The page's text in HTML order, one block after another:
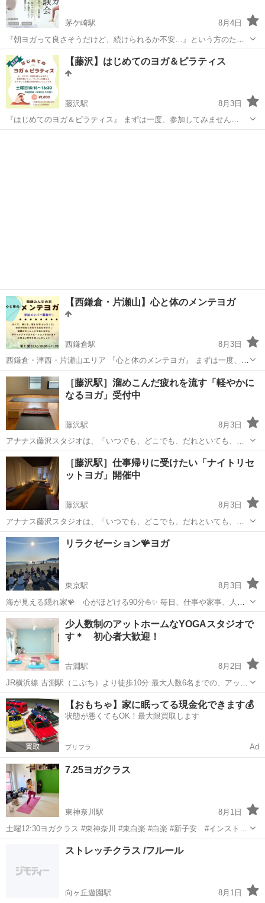
茅ケ崎駅
8月4日
『朝ヨガって良さそうだけど、続けられるか不安…』という方のため
の3日限定・無料体験会です。 ✔参加費無料/予約不要（チケットさえ
申し込めば、事前の連絡や当日の出席確認は不要） ✔画面オフ・寝癖
もOK ✔途中参加・...
神奈川 茅ヶ崎市 茅ケ崎駅 レッスン
【藤沢】はじめてのヨガ＆ピラティス
藤沢駅
8月3日
『はじめてのヨガ＆ピラティス』 まずは一度、参加してみません
か？？ 2026年 8月8（土）・22（土） 9月12（土）・26（土） 15:15〜
【西鎌倉・片瀬山】心と体のメンテヨガ
西鎌倉駅
8月3日
西鎌倉・津西・片瀬山エリア 『心と体のメンテヨガ』 まずは一度、参
加してみませんか？ 第１・第３（火）10:30〜11:30 ※初回のみ要予約
ほぐす、鍛える、整えるを1レッスンで。 ヨガが初めての方...
神奈川 鎌倉市 西鎌倉駅 ヨガ 1級
［藤沢駅］溜めこんだ疲れを流す「軽やかに
なるヨガ」受付中
藤沢駅
8月3日
アナナス藤沢スタジオは、「いつでも、どこでも、だれといても、自
由に動くカラダ、自由に動くココロ」をコンセプトに、藤沢・湘南地
域でヨガとピラティスのレッスンを行っています。 ★軽やかになるヨ
ガ 体と呼吸に丁寧に意識を向...
神奈川 藤沢市 藤沢駅 ヨガ スタジオ
［藤沢駅］仕事帰りに受けたい「ナイトリセ
ットヨガ」開催中
藤沢駅
8月3日
アナナス藤沢スタジオは、「いつでも、どこでも、だれといても、自
由に動くカラダ、自由に動くココロ」をコンセプトに、藤沢・湘南地
域でヨガとピラティスのレッスンを行っています。 ★ナイトリセット
ヨガ 考え続ける毎日に。脳疲...
神奈川 藤沢市 藤沢駅 レッスン
リラクゼーション🪸ヨガ
東京駅
8月3日
海が見える隠れ家🪸 心がほどける90分⛵✨ 毎日、仕事や家事、人間
関係…。 気づかないうちに、頑張りすぎているあなたへ🪷 ここは、日
常を少しだけ忘れて、 海を眺めながら、自分自身と向き合う特別な場
所 🌊 あなたに寄り添...
神奈川 横浜市 東京駅 ドリンク
少人数制のアットホームなYOGAスタジオで
す＊ 初心者大歓迎！
古淵駅
8月2日
JR横浜線 古淵駅（こぶち）より徒歩10分 最大人数6名までの、アット
ホームなYOGAスタジオcocorobi（ココロビ）です＊ マットレンタル
無料！入会金はございません。 駐車場1台ございます※予約制 15年以
上指導を...
神奈川 相模原市 古淵駅 ヨガ YOGA
【おもちゃ】家に眠ってる現金化できます💰
状態が悪くてもOK！最大限買取します
プリフラ Ad
7.25ヨガクラス
東神奈川駅
8月1日
土曜12:30ヨガクラス #東神奈川 #東白楽 #白楽 #新子安 #インストラ
クター募集中 #反町 #出稽古歓迎 #大口 #反町駅 #六角橋 #神大
寺 #キックボクシング #ムエタイ #MMA #レスリング ...
東神奈川駅
ストレッチクラス /フルール
向ヶ丘遊園駅 8月1日